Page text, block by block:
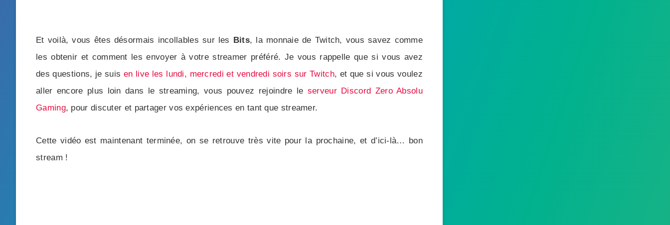
Et voilà, vous êtes désormais incollables sur les Bits, la monnaie de Twitch, vous savez comme
les obtenir et comment les envoyer à votre streamer préféré. Je vous rappelle que si vous avez
des questions, je suis en live les lundi, mercredi et vendredi soirs sur Twitch, et que si vous voulez
aller encore plus loin dans le streaming, vous pouvez rejoindre le serveur Discord Zero Absolu
Gaming, pour discuter et partager vos expériences en tant que streamer.
Cette vidéo est maintenant terminée, on se retrouve très vite pour la prochaine, et d’ici-là… bon
stream !